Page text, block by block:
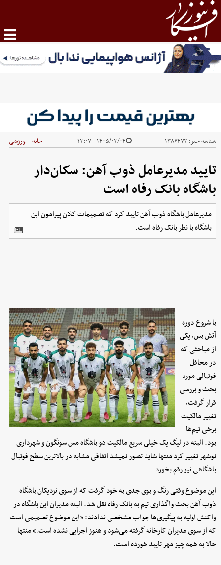
شناسه خبر:۱۳۸۶۴۷۲ ۱۴۰۵/۰۳/۰۴ - ۱۳:۰۷ خانه | ورزشی
تایید مدیرعامل ذوب آهن: سکان‌دار
باشگاه بانک رفاه است
مدیرعامل باشگاه ذوب آهن تایید کرد که تصمیمات کلان پیرامون این
باشگاه با نظر بانک رفاه است.
با شروع دوره
آتش بس، یکی
از مباحثی که
در محافل
فوتبالی مورد
بحث و بررسی
قرار گرفت،
تغییر مالکیت
برخی تیم‌ها
بود. البته در لیگ یک خیلی سریع مالکیت دو باشگاه مس سونگون و شهرداری
نوشهر تغییر کرد منتها شاید تصور نمیشد اتفاقی مشابه در بالاترین سطح فوتبال
باشگاهی نیز رقم بخورد.
این موضوع وقتی رنگ و بوی جدی به خود گرفت که از سوی نزدیکان باشگاه
ذوب آهن بحث واگذاری تیم به بانک رفاه نقل شد. البته مدیران این باشگاه در
واکنش اولیه به پیگیری‌ها جواب مشخصی ندادند: «این موضوع تصمیمی است
که از سوی مدیران کارخانه گرفته می‌شود و هنوز اجرایی نشده است.» منتها
حالا به همه چیز مهر تایید خورده است.